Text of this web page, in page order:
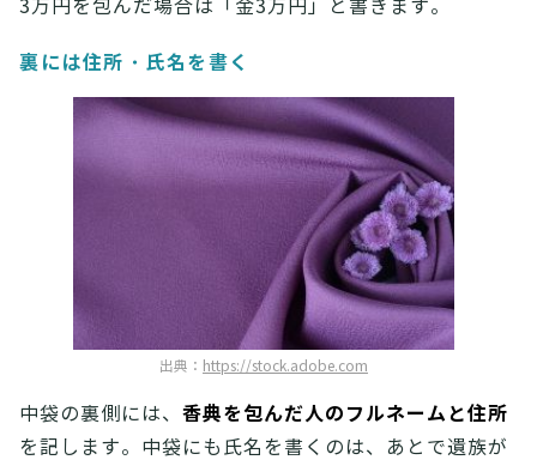
3万円を包んだ場合は「金3万円」と書きます。
裏には住所・氏名を書く
出典： https://stock.adobe.com
中袋の裏側には、 香典を包んだ人のフルネームと住所
を記します。中袋にも氏名を書くのは、あとで遺族が